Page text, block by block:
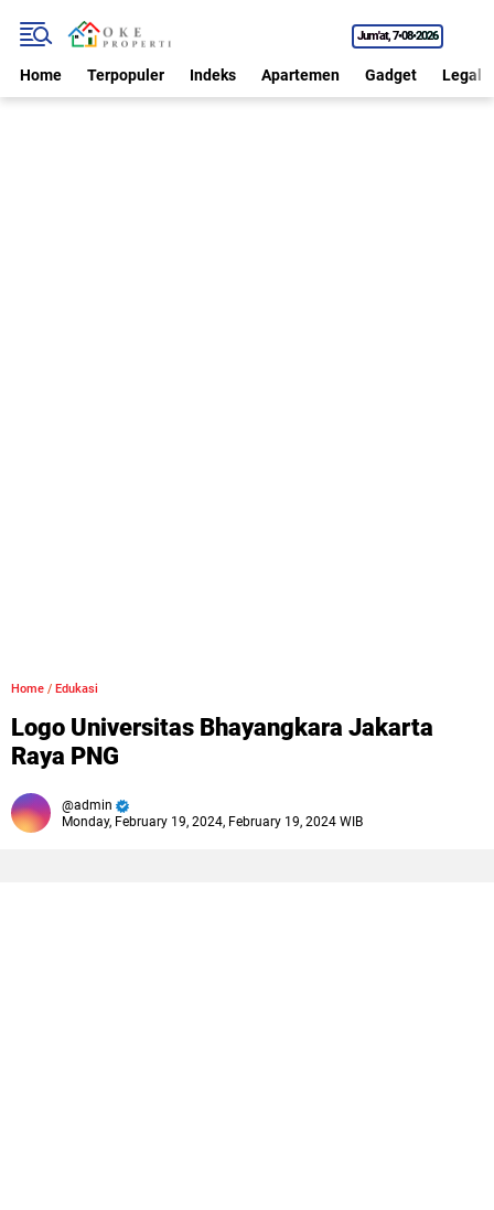
Jum'at 7•08•2026
Home Terpopuler Indeks Apartemen Gadget Legal
Home / Edukasi
Logo Universitas Bhayangkara Jakarta
Raya PNG
admin
Monday, February 19, 2024, February 19, 2024 WIB